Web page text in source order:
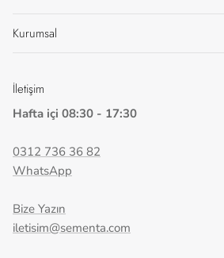
Kurumsal
İletişim
Hafta içi 08:30 - 17:30
0312 736 36 82
WhatsApp
Bize Yazın
iletisim@sementa.com